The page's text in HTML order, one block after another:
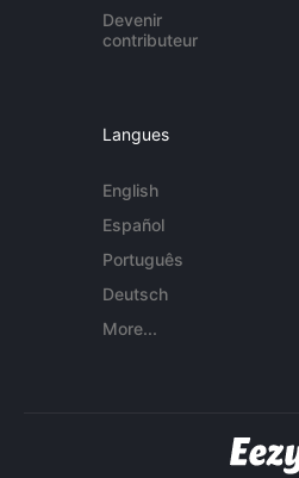
Devenir
contributeur
Langues
English
Español
Português
Deutsch
More...